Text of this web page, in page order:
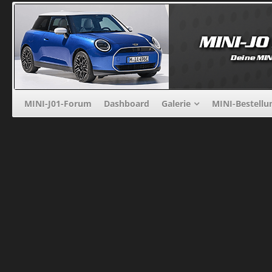
MINI-J01-Forum Dashboard Galerie MINI-